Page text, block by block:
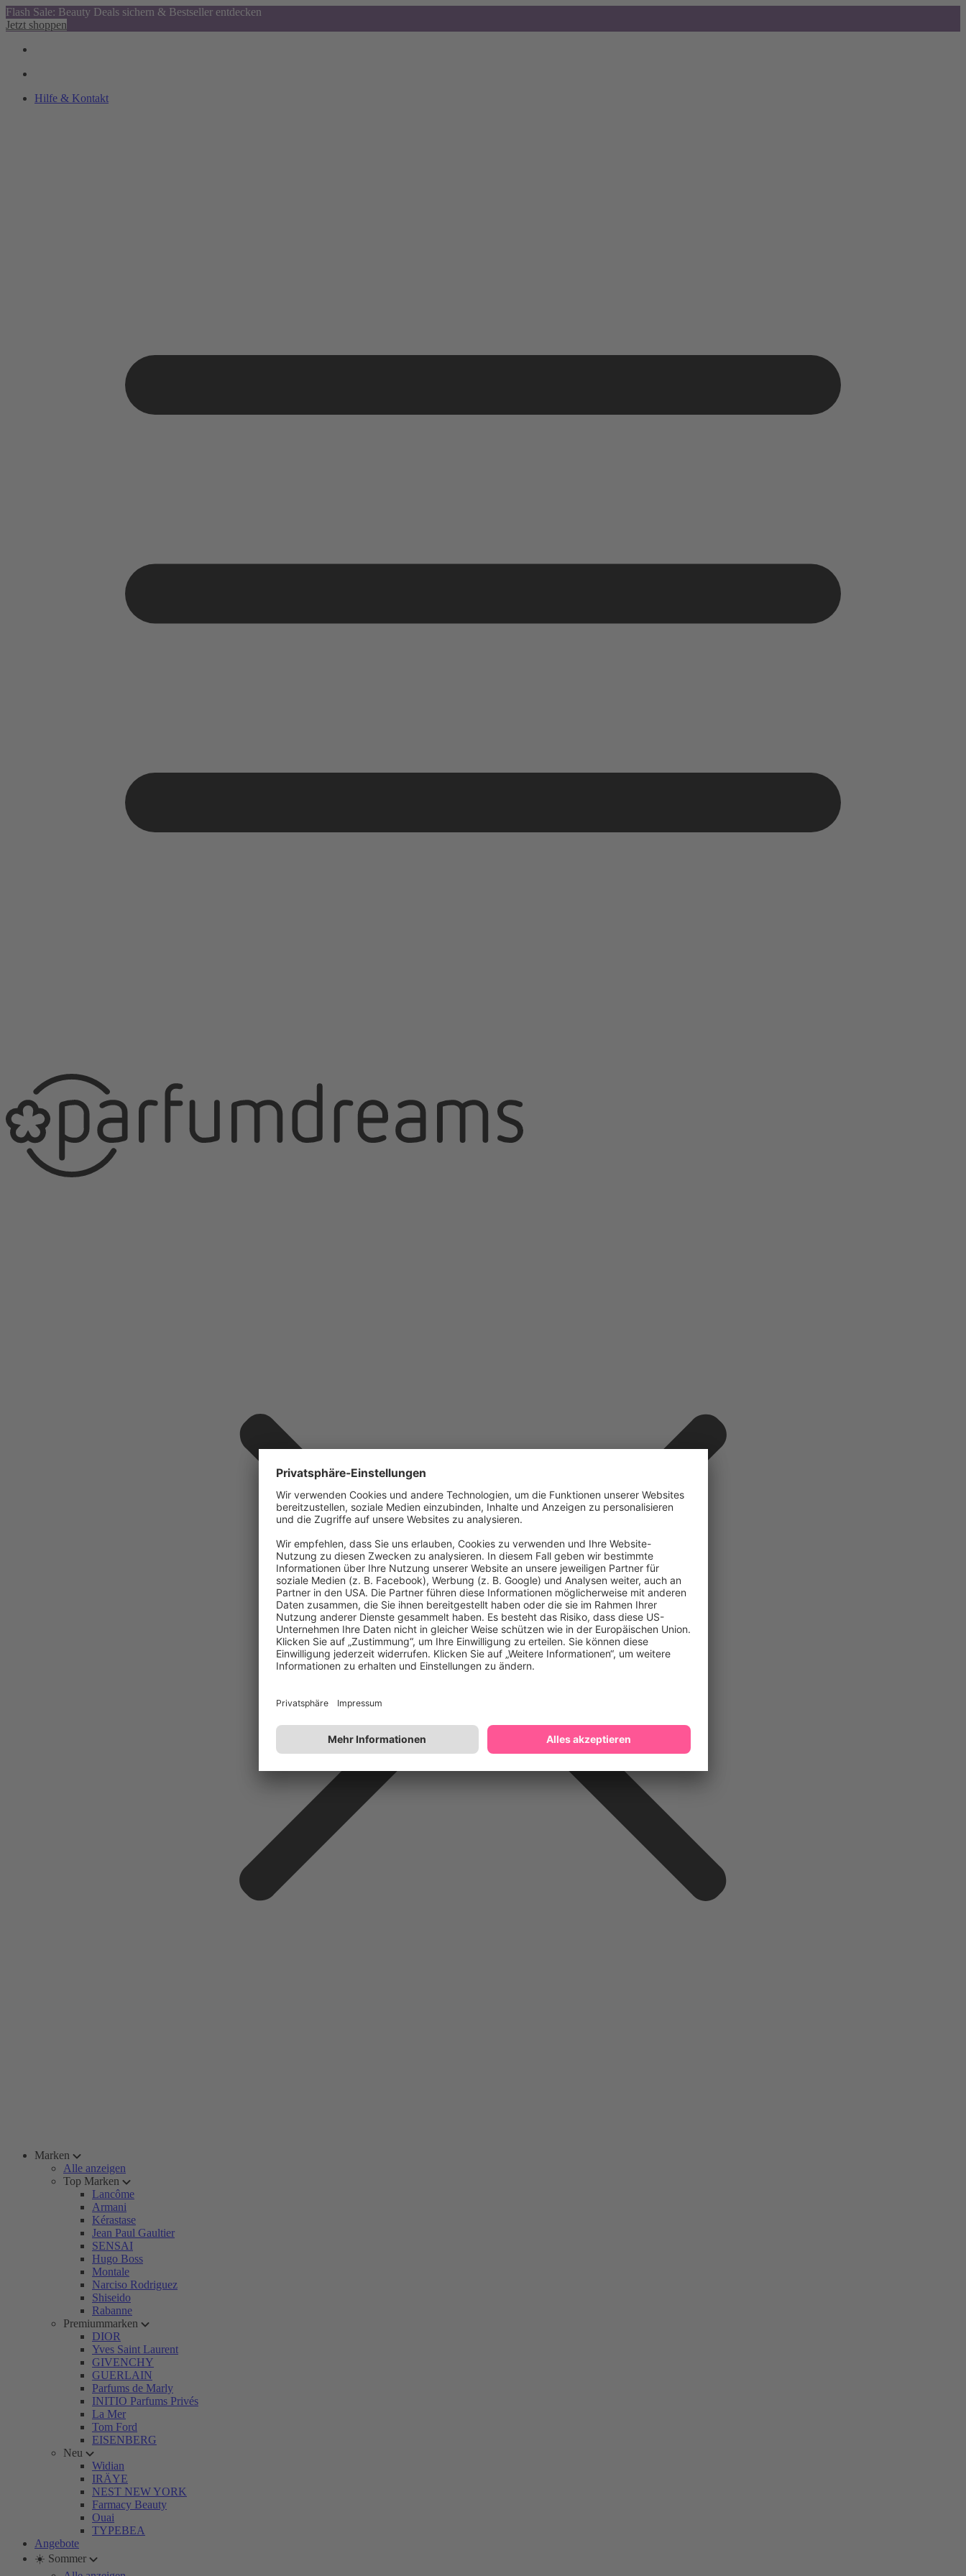
Flash Sale: Beauty Deals sichern & Bestseller entdecken
Jetzt shoppen
Hilfe & Kontakt
Marken
Alle anzeigen
Top Marken
Lancôme
Armani
Kérastase
Jean Paul Gaultier
SENSAI
Hugo Boss
Montale
Narciso Rodriguez
Shiseido
Rabanne
Premiummarken
DIOR
Yves Saint Laurent
GIVENCHY
GUERLAIN
Parfums de Marly
INITIO Parfums Privés
La Mer
Tom Ford
EISENBERG
Neu
Widian
IRÄYE
NEST NEW YORK
Farmacy Beauty
Ouai
TYPEBEA
Angebote
☀️ Sommer